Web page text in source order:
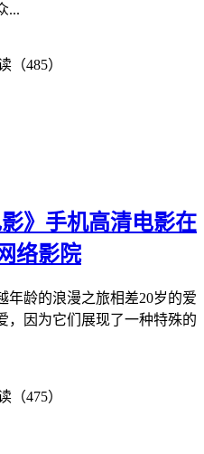
...
（485）
》手机高清电影在
络影院
年龄的浪漫之旅相差20岁的爱
，因为它们展现了一种特殊的
（475）